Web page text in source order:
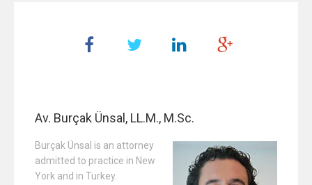
Av. Burçak Ünsal, LL.M., M.Sc.
Burçak Ünsal is an attorney
admitted to practice in New
York and in Turkey.